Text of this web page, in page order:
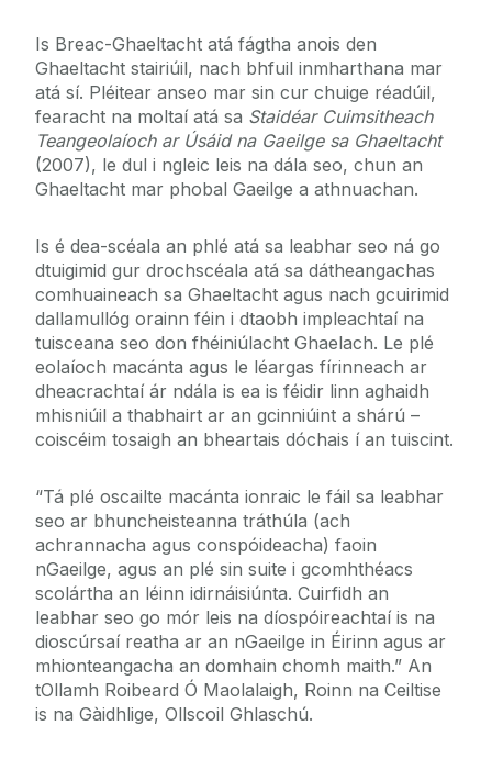
Is Breac-Ghaeltacht atá fágtha anois den
Ghaeltacht stairiúil, nach bhfuil inmharthana mar
atá sí. Pléitear anseo mar sin cur chuige réadúil,
fearacht na moltaí atá sa Staidéar Cuimsitheach
Teangeolaíoch ar Úsáid na Gaeilge sa Ghaeltacht
(2007), le dul i ngleic leis na dála seo, chun an
Ghaeltacht mar phobal Gaeilge a athnuachan.
Is é dea-scéala an phlé atá sa leabhar seo ná go
dtuigimid gur drochscéala atá sa dátheangachas
comhuaineach sa Ghaeltacht agus nach gcuirimid
dallamullóg orainn féin i dtaobh impleachtaí na
tuisceana seo don fhéiniúlacht Ghaelach. Le plé
eolaíoch macánta agus le léargas fírinneach ar
dheacrachtaí ár ndála is ea is féidir linn aghaidh
mhisniúil a thabhairt ar an gcinniúint a shárú –
coiscéim tosaigh an bheartais dóchais í an tuiscint.
“Tá plé oscailte macánta ionraic le fáil sa leabhar
seo ar bhuncheisteanna tráthúla (ach
achrannacha agus conspóideacha) faoin
nGaeilge, agus an plé sin suite i gcomhthéacs
scolártha an léinn idirnáisiúnta. Cuirfidh an
leabhar seo go mór leis na díospóireachtaí is na
dioscúrsaí reatha ar an nGaeilge in Éirinn agus ar
mhionteangacha an domhain chomh maith.” An
tOllamh Roibeard Ó Maolalaigh, Roinn na Ceiltise
is na Gàidhlige, Ollscoil Ghlaschú.